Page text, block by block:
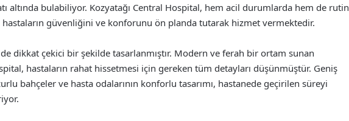
altında bulabiliyor. Kozyatağı Central Hospital, hem acil durumlarda hem de rutin
güvenliğini ve konforunu ön planda tutarak hizmet vermektedir.
dikkat çekici bir şekilde tasarlanmıştır. Modern ve ferah bir ortam sunan
hastaların rahat hissetmesi için gereken tüm detayları düşünmüştür. Geniş
bahçeler ve hasta odalarının konforlu tasarımı, hastanede geçirilen süreyi